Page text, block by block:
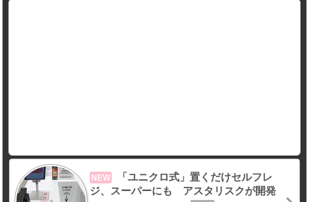
NEW
「ユニクロ式」置くだけセルフレ
ジ、スーパーにも アスタリスクが開発